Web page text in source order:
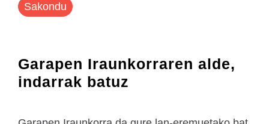
Sakondu
Garapen Iraunkorraren alde,
indarrak batuz